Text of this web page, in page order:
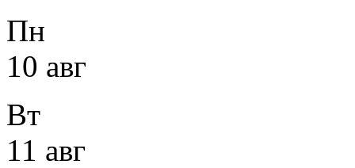
Пн
10 авг
Вт
11 авг